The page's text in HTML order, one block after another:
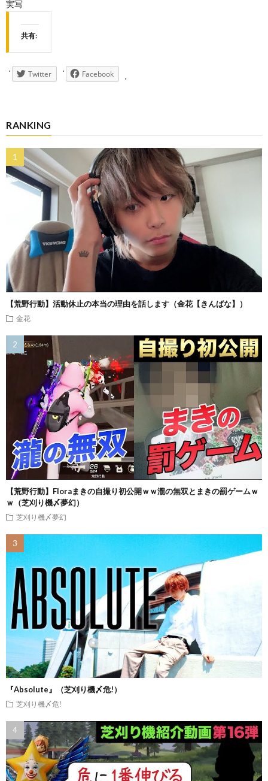
実写
共有:
Twitter Facebook
RANKING
【荒野行動】活動休止の本当の理由を話します（金花【きんばな】）
金花
【荒野行動】Floraまきの自撮り初公開ｗｗ瀧の無双とまきの罰ゲームｗ
ｗ（芝刈り機〆夢幻）
芝刈り機〆夢幻
『Absolute』（芝刈り機〆危!）
芝刈り機〆危!